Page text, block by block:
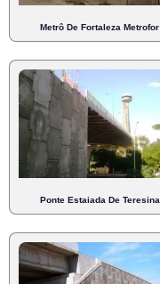
Metrô De Fortaleza Metrofor
Ponte Estaiada De Teresina